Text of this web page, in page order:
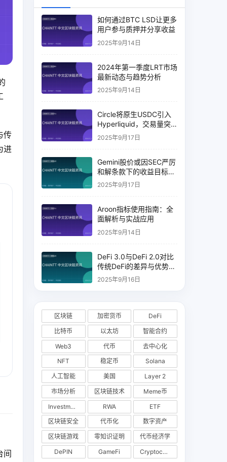
传
进
间
如何通过BTC LSD让更多
用户参与质押并分享收益
2025年9月14日
2024年第一季度LRT市场
最新动态与趋势分析
2025年9月14日
Circle将原生USDC引入
Hyperliquid，交易量突
破币安14%
2025年9月17日
Gemini股价或因SEC严厉
和解条款下的收益目标破
灭而下跌
2025年9月17日
Aroon指标使用指南：全
面解析与实战应用
2025年9月14日
DeFi 3.0与DeFi 2.0对比
传统DeFi的差异与优势分
析
2025年9月16日
区块链 加密货币
DeFi
比特币
以太坊
智能合约
Web3
代币
去中心化
NFT
稳定币
Solana
人工智能
美国
Layer 2
市场分析
区块链技术
Meme币
Investments
RWA
ETF
区块链安全
代币化
数字资产
区块链游戏
零知识证明
代币经济学
DePIN
GameFi Cryptocurrency Exchange